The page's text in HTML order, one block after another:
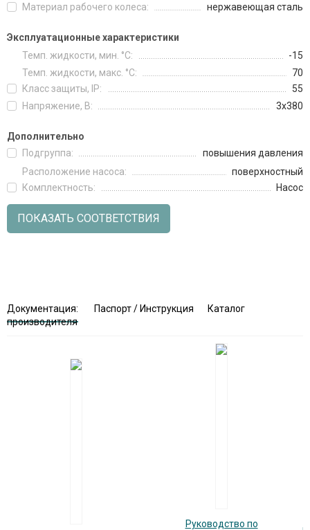
Материал рабочего колеса:
нержавеющая сталь
Эксплуатационные характеристики
Темп. жидкости, мин. °C:
-15
Темп. жидкости, макс. °C:
70
Класс защиты, IP:
55
Напряжение, В:
3х380
Дополнительно
Подгруппа:
повышения давления
Расположение насоса:
поверхностный
Комплектность:
Насос
ПОКАЗАТЬ СООТВЕТСТВИЯ
Документация: Паспорт / Инструкция
Каталог
производителя
Руководство по